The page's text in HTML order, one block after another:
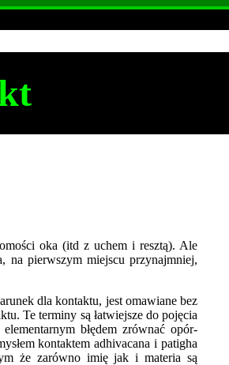
oka (itd z uchem i resztą). Ale
na pierwszym miejscu przynajmniej,
dla kontaktu, jest omawiane bez
Te terminy są łatwiejsze do pojęcia
błędem zrównać opór-
kontaktem adhivacana i patigha
że zarówno imię jak i materia są